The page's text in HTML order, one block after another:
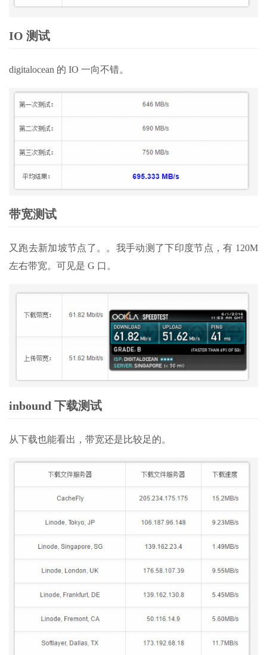
IO 测试
digitalocean 的 IO 一向不错。
带宽测试
又跑去新加坡节点了。。我手动测了下印度节点，有 120M
左右带宽。可见是 G 口。
inbound 下载测试
从下载也能看出，带宽还是比较足的。